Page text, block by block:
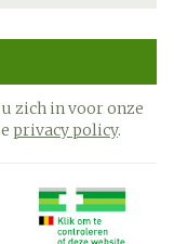
zich in voor onze
privacy policy.